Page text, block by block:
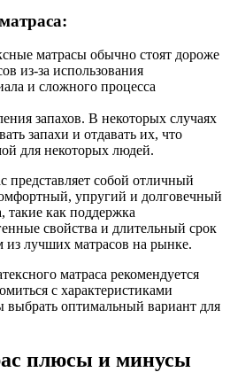
матрасы обычно стоят дороже
из-за использования
и сложного процесса
запахов. В некоторых случаях
запахи и отдавать их, что
для некоторых людей.
представляет собой отличный
упругий и долговечный
такие как поддержка
свойства и длительный срок
лучших матрасов на рынке.
матраса рекомендуется
с характеристиками
выбрать оптимальный вариант для
плюсы и минусы